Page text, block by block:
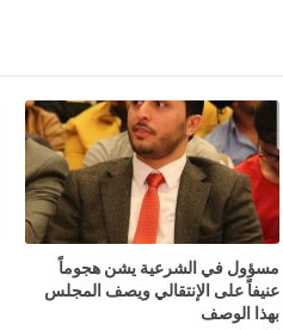
مسؤول في الشرعية يشن هجوماً
عنيفاً على الإنتقالي ويصف المجلس
بهذا الوصف